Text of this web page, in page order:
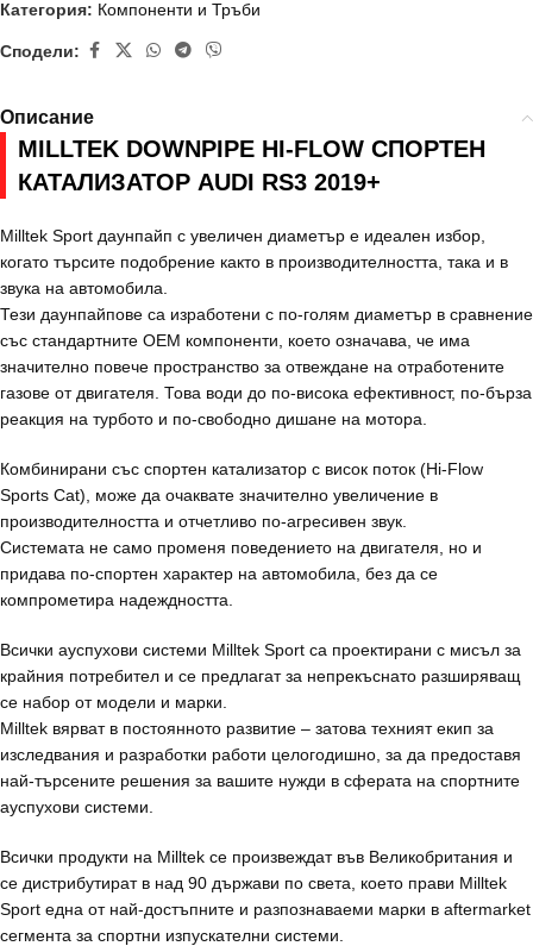
Категория: Компоненти и Тръби
Сподели:
Описание
MILLTEK DOWNPIPE HI-FLOW СПОРТЕН
КАТАЛИЗАТОР AUDI RS3 2019+
Milltek Sport даунпайп с увеличен диаметър е идеален избор,
когато търсите подобрение както в производителността, така и в
звука на автомобила.
Тези даунпайпове са изработени с по-голям диаметър в сравнение
със стандартните OEM компоненти, което означава, че има
значително повече пространство за отвеждане на отработените
газове от двигателя. Това води до по-висока ефективност, по-бърза
реакция на турбото и по-свободно дишане на мотора.
Комбинирани със спортен катализатор с висок поток (Hi-Flow
Sports Cat), може да очаквате значително увеличение в
производителността и отчетливо по-агресивен звук.
Системата не само променя поведението на двигателя, но и
придава по-спортен характер на автомобила, без да се
компрометира надеждността.
Всички ауспухови системи Milltek Sport са проектирани с мисъл за
крайния потребител и се предлагат за непрекъснато разширяващ
се набор от модели и марки.
Milltek вярват в постоянното развитие – затова техният екип за
изследвания и разработки работи целогодишно, за да предоставя
най-търсените решения за вашите нужди в сферата на спортните
ауспухови системи.
Всички продукти на Milltek се произвеждат във Великобритания и
се дистрибутират в над 90 държави по света, което прави Milltek
Sport една от най-достъпните и разпознаваеми марки в aftermarket
сегмента за спортни изпускателни системи.